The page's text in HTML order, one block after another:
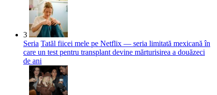
3
Seria Tatăl fiicei mele pe Netflix — seria limitată mexicană în
care un test pentru transplant devine mărturisirea a douăzeci
de ani